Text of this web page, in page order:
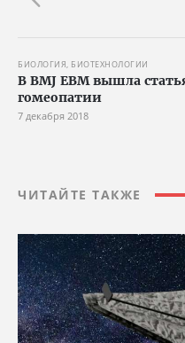
БИОЛОГИЯ, БИОТЕХНОЛОГИИ
В BMJ EBM вышла
гомеопатии
7 декабря 2018
ЧИТАЙТЕ ТАКЖЕ